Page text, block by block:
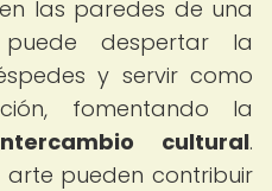
las paredes de una
despertar la
y servir como
fomentando la
cultural.
pueden contribuir